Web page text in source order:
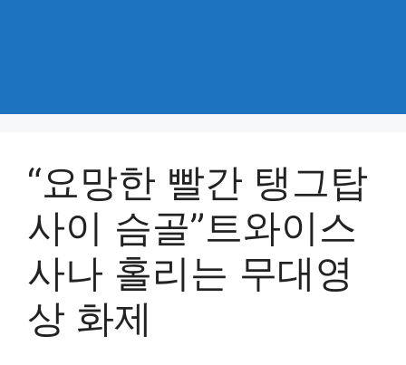
“요망한 빨간 탱그탑
사이 슴골”트와이스
사나 홀리는 무대영
상 화제